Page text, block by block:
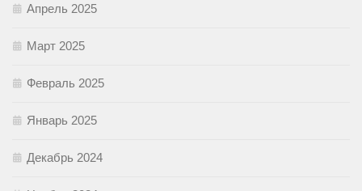
Апрель 2025
Март 2025
Февраль 2025
Январь 2025
Декабрь 2024